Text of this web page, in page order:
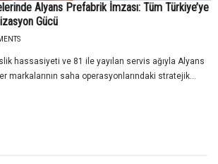
Alyans Prefabrik İmzası: Tüm Türkiye’ye
Gücü
hassasiyeti ve 81 ile yayılan servis ağıyla Alyans
markalarının saha operasyonlarındaki stratejik...